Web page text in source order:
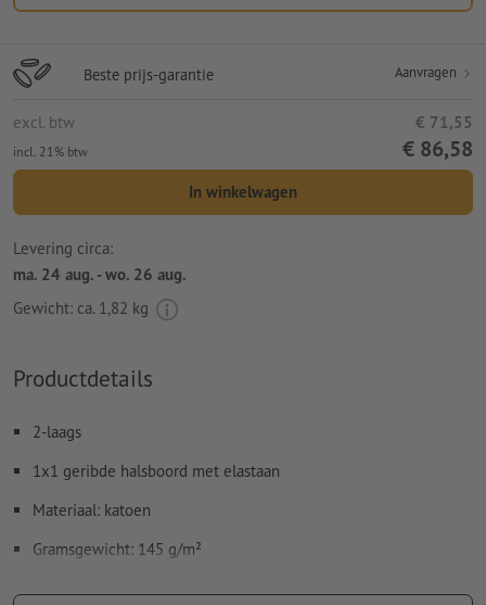
Beste prijs-garantie Aanvragen
excl. btw € 71,55
incl. 21% btw € 86,58
In winkelwagen
Levering circa:
ma. 24 aug. - wo. 26 aug.
Gewicht: ca. 1,82 kg
Productdetails
2-laags
1x1 geribde halsboord met elastaan
Materiaal: katoen
Gramsgewicht: 145 g/m²